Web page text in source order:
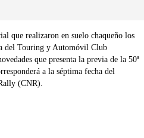
que realizaron en suelo chaqueño los
del Touring y Automóvil Club
que presenta la previa de la 50ª
a la séptima fecha del
(CNR).